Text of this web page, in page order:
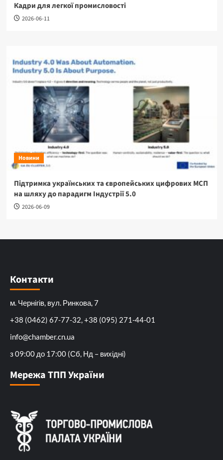
Кадри для легкої промисловості
2026-06-11
Новини
Підтримка українських та європейських цифрових МСП
на шляху до парадигм Індустрії 5.0
2026-06-09
Контакти
м. Чернігів, вул. Ринкова, 7
+38 (0462) 67-77-32, +38 (095) 271-44-01
info@chamber.cn.ua
з 09:00 до 17:00 (Сб, Нд – вихідні)
Мережа ТПП України